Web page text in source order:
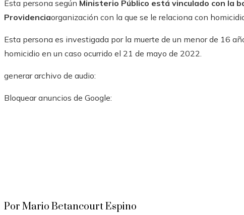
Esta persona según Ministerio Público está vinculado con la
Providenciaorganización con la que se le relaciona con
Esta persona es investigada por la muerte de un menor de 16
homicidio en un caso ocurrido el 21 de mayo de 2022.
generar archivo de audio:
Bloquear anuncios de Google:
Por Mario Betancourt Espino